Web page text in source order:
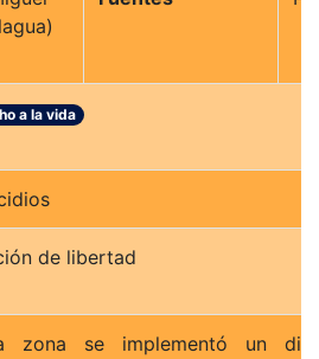
a la vida
de libertad
zona se implementó un